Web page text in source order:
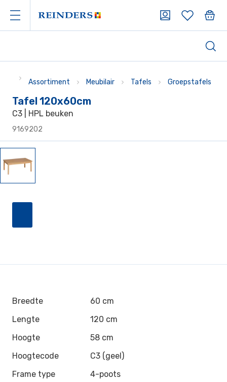
Assortiment Meubilair Tafels Groepstafels
Tafel 120x60cm
C3 | HPL beuken
9169202
Breedte
60 cm
Lengte
120 cm
Hoogte
58 cm
Hoogtecode
C3 (geel)
Frame type
4-poots